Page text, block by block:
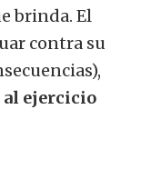
brinda. El
contra su
al ejercicio